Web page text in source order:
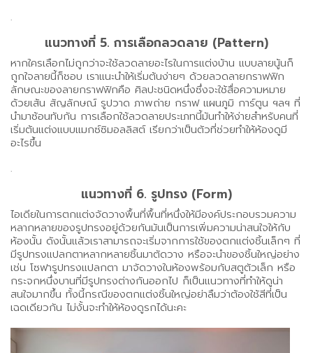
.
แนวทางที่ 5. การเลือกลวดลาย (Pattern)
หากใครเลือกไม่ถูกว่าจะใช้ลวดลายอะไรในการแต่งบ้าน แบบลายนู้นก็
ถูกใจลายนี้ก็ชอบ เราแนะนำให้เริ่มต้นง่ายๆ ด้วยลวดลายกราฟฟิก
ลักษณะของลายกราฟฟิกคือ ศิลปะชนิดหนึ่งซึ่งจะใช้สื่อความหมาย
ด้วยเส้น สัญลักษณ์ รูปวาด ภาพถ่าย กราฟ แผนภูมิ การ์ตูน ฯลฯ ที่
นำมาซ้อนทับกัน การเลือกใช้ลวดลายประเภทนี้มันทำให้ง่ายสำหรับคนที่
เริ่มต้นแต่งแบบแมกซ์ซิมอลลิสต์ เรียกว่าเป็นตัวที่ช่วยทำให้ห้องดูมี
อะไรขึ้น
.
แนวทางที่ 6. รูปทรง (Form)
ไอเดียในการตกแต่งจัดวางพื้นที่พื้นที่หนึ่งให้มีองค์ประกอบรวมความ
หลากหลายของรูปทรงอยู่ด้วยกันมันเป็นการเพิ่มความน่าสนใจให้กับ
ห้องนั้น ดังนั้นแล้วเราสามารถจะเริ่มจากการใช้ของตกแต่งชิ้นเล็กๆ ที่
มีรูปทรงแปลกตาหลากหลายชิ้นมาตัดวาง หรือจะนำของชิ้นใหญ่อย่าง
เช่น โซฟารูปทรงแปลกตา มาจัดวางในห้องพร้อมกับสตูตัวเล็ก หรือ
กระจกหนึ่งบานที่มีรูปทรงต่างกันออกไป ก็เป็นแนวทางที่ทำให้ดูน่า
สนใจมากขึ้น ทั้งนี้กรณีของตกแต่งชิ้นใหญ่อย่าลืมว่าต้องใช้สีที่เป็น
เฉดเดียวกัน ไม่งั้นจะทำให้ห้องดูรกได้นะคะ